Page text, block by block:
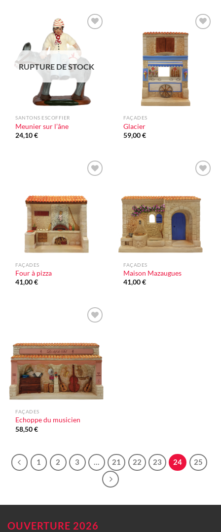
RUPTURE DE STOCK
SANTONS ESCOFFIER
Meunier sur l’âne
24,10€
FAÇADES
Glacier
59,00€
d'envie
FAÇADES
Four à pizza
41,00€
d'envie
FAÇADES
Maison Mazaugues
41,00€
d'envie
FAÇADES
Echoppe du musicien
58,50€
1 2 3 … 21 22 23 24 25
OUVERTURE 2026